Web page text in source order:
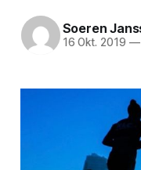
Soeren
16 Okt. 2019 —